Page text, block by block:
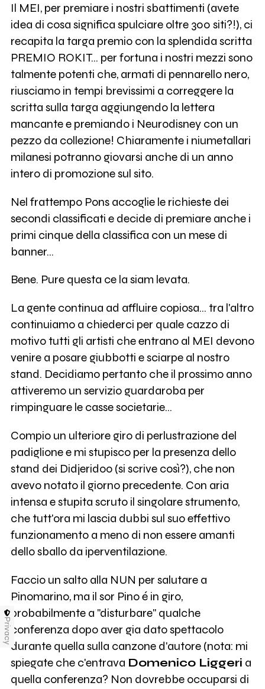
Il MEI, per premiare i nostri sbattimenti (avete
idea di cosa significa spulciare oltre 300 siti?!), ci
recapita la targa premio con la splendida scritta
PREMIO ROKIT... per fortuna i nostri mezzi sono
talmente potenti che, armati di pennarello nero,
riusciamo in tempi brevissimi a correggere la
scritta sulla targa aggiungendo la lettera
mancante e premiando i Neurodisney con un
pezzo da collezione! Chiaramente i niumetallari
milanesi potranno giovarsi anche di un anno
intero di promozione sul sito.
Nel frattempo Pons accoglie le richieste dei
secondi classificati e decide di premiare anche i
primi cinque della classifica con un mese di
banner...
Bene. Pure questa ce la siam levata.
La gente continua ad affluire copiosa... tra l'altro
continuiamo a chiederci per quale cazzo di
motivo tutti gli artisti che entrano al MEI devono
venire a posare giubbotti e sciarpe al nostro
stand. Decidiamo pertanto che il prossimo anno
attiveremo un servizio guardaroba per
rimpinguare le casse societarie...
Compio un ulteriore giro di perlustrazione del
padiglione e mi stupisco per la presenza dello
stand dei Didjeridoo (si scrive così?), che non
avevo notato il giorno precedente. Con aria
intensa e stupita scruto il singolare strumento,
che tutt'ora mi lascia dubbi sul suo effettivo
funzionamento a meno di non essere amanti
dello sballo da iperventilazione.
Faccio un salto alla NUN per salutare a
Pinomarino, ma il sor Pino é in giro,
probabilmente a "disturbare" qualche
conferenza dopo aver gia dato spettacolo
durante quella sulla canzone d'autore (nota: mi
spiegate che c'entrava Domenico Liggeri a
quella conferenza? Non dovrebbe occuparsi di
Privacy